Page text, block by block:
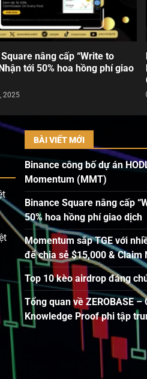
nâng cấp “Write to
tới 50% hoa hồng phí giao
2025
BÀI VIẾT MỚI
Binance công bố dự án
Momentum (MMT)
Binance Square nâng cấp
50% hoa hồng phí giao dịch
Momentum sắp TGE với
để chia sẻ $15,000 & Claim
Top 10 kèo airdrop đáng
Tổng quan về ZEROBASE
Knowledge Proof phi tập